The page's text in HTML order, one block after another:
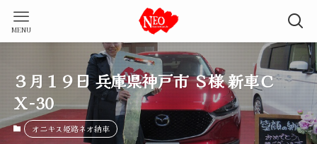
MENU
３月１９日 兵庫県神戸市 Ｓ様 新車Ｃ
Ｘ-30
オニキス姫路ネオ納車